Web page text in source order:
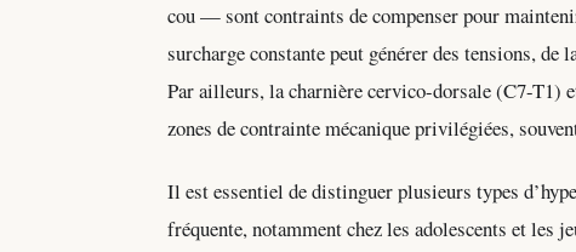
cou — sont contraints de compenser pour
surcharge constante peut générer des tensions,
Par ailleurs, la charnière cervico-dorsale (C7-T1)
zones de contrainte mécanique privilégiées,
Il est essentiel de distinguer plusieurs types
fréquente, notamment chez les adolescents et les